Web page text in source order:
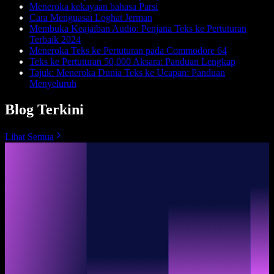
Meneroka kekayaan bahasa Parsi
Cara Menguasai Loghat Jerman
Membuka Keajaiban Audio: Penjana Teks ke Pertuturan
Terbaik 2024
Meneroka Teks ke Pertuturan pada Commodore 64
Teks ke Pertuturan 50,000 Aksara: Panduan Lengkap
Tajuk: Meneroka Dunia Teks ke Ucapan: Panduan
Menyeluruh
Blog Terkini
Lihat Semua